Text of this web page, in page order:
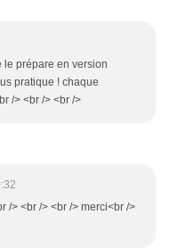
le prépare en version
pratique ! chaque
/> <br /> <br />
/> <br /> <br /> merci<br />